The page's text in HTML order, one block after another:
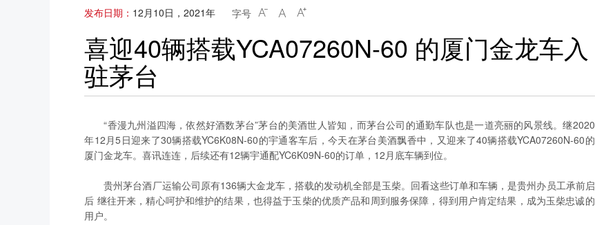
发布日期： 12月10日，2021年 字号   
喜迎40辆搭载YCA07260N-60 的厦门金龙车入
驻茅台
“香漫九州溢四海，依然好酒数茅台”茅台的美酒世人皆知，而茅台公司的通勤车队也是一道亮丽的风景线。继2020
年12月5日迎来了30辆搭载YC6K08N-60的宇通客车后，今天在茅台美酒飘香中，又迎来了40辆搭载YCA07260N-60的
厦门金龙车。喜讯连连，后续还有12辆宇通配YC6K09N-60的订单，12月底车辆到位。
贵州茅台酒厂运输公司原有136辆大金龙车，搭载的发动机全部是玉柴。回看这些订单和车辆，是贵州办员工承前启
后 继往开来，精心呵护和维护的结果，也得益于玉柴的优质产品和周到服务保障，得到用户肯定结果，成为玉柴忠诚的
用户。